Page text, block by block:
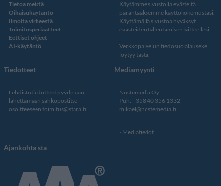
Tietoa meistä
Oikaisukäytäntö
Ilmoita virheestä
Toimitusperiaatteet
Eettiset ohjeet
AI-käytäntö
Käytämme sivustolla evästeitä
parantaaksemme käyttökokemustasi.
Käyttämällä sivustoa hyväksyt
evästeiden tallentamisen laitteellesi.
Verkkopalvelun tiedosuojalauseke
löytyy tästä.
Tiedotteet
Lehdistötiedotteet pyydetään
lähettämään sähköpostitse
osoitteeseen toimitus@stara.fi
Mediamyynti
Nostemedia Oy
Puh. +358 40 356 1332
mikael@nostemedia.fi
Mediatiedot
Ajankohtaista